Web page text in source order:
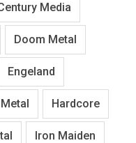
Media
Doom Metal
Engeland
Hardcore
Iron Maiden